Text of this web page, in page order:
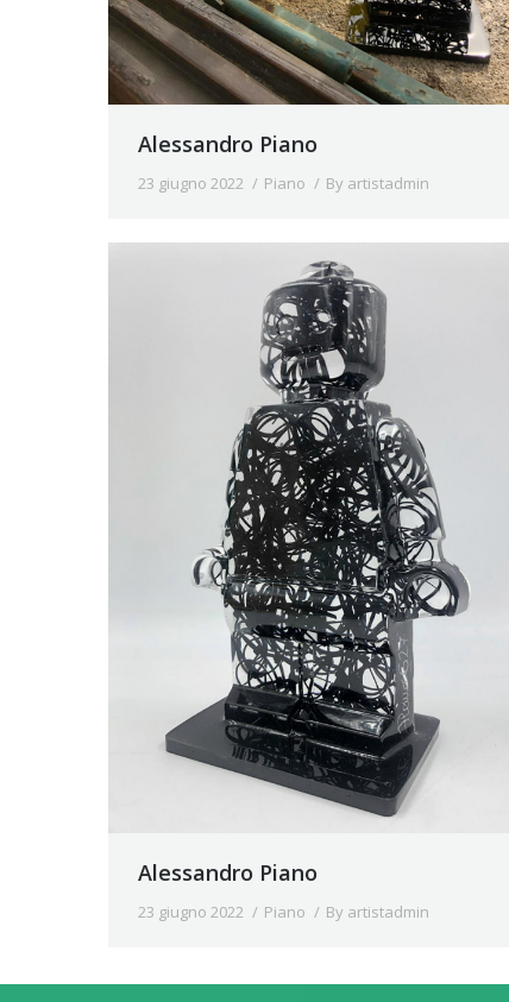
Alessandro Piano
23 giugno 2022 Piano By artistadmin
Alessandro Piano
23 giugno 2022 Piano By artistadmin